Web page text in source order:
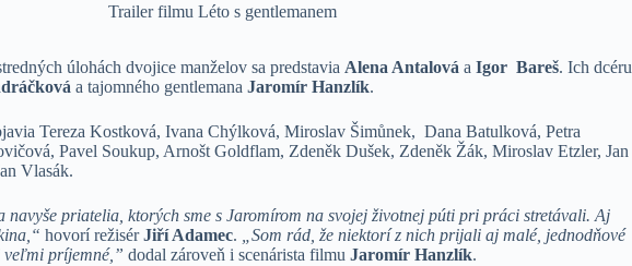
Trailer filmu Léto s gentlemanem
úlohách dvojice manželov sa predstavia Alena Antalová a Igor Bareš. Ich dcéru
a tajomného gentlemana Jaromír Hanzlík.
Tereza Kostková, Ivana Chýlková, Miroslav Šimůnek, Dana Batulková, Petra
Pavel Soukup, Arnošt Goldflam, Zdeněk Dušek, Zdeněk Žák, Miroslav Etzler, Jan
Vlasák.
navyše priatelia, ktorých sme s Jaromírom na svojej životnej púti pri práci stretávali. Aj
hovorí režisérJiří Adamec.
„Som rád, že niektorí z nich prijali aj malé, jednodňové
veľmi príjemné,” dodal zároveň i scenárista filmu Jaromír Hanzlík.